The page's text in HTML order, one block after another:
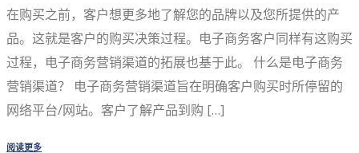
在购买之前，客户想更多地了解您的品牌以及您所提供的产
品。这就是客户的购买决策过程。电子商务客户同样有这购买
过程，电子商务营销渠道的拓展也基于此。 什么是电子商务
营销渠道？ 电子商务营销渠道旨在明确客户购买时所停留的
网络平台/网站。客户了解产品到购 […]
阅读更多